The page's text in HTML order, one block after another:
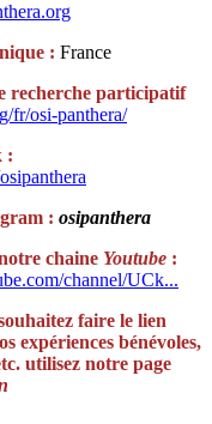
: France
recherche participatif
fr/osi-panthera/
:
: osipanthera
chaine Youtube :
channel/UCk...
faire le lien
expériences bénévoles,
utilisez notre page